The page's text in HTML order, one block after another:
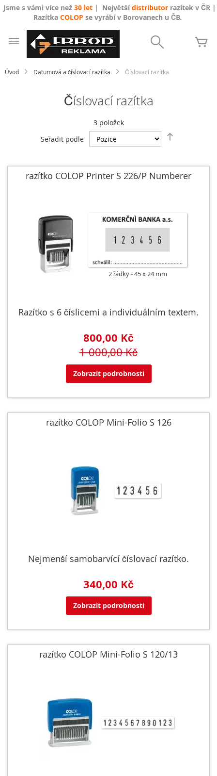
Jsme s vámi více než 30 let| Největšídistributorrazítek v ČR |
Razítka COLOP se vyrábí v Borovanech u ČB.
Přejít
na
obsah
Úvod Datumová a číslovací razítka Číslovací razítka
Číslovací razítka
3položek
Seřadit podle
razítko COLOP Printer S 226/P Numberer
2 řádky 45 x 24 mm
Razítko s 6 číslicemi a individuálním textem.
800,00 Kč
1 000,00 Kč
Zobrazit podrobnosti
razítko COLOP Mini-Folio S 126
Nejmenší samobarvící číslovací razítko.
340,00 Kč
Zobrazit podrobnosti
razítko COLOP Mini-Folio S 120/13